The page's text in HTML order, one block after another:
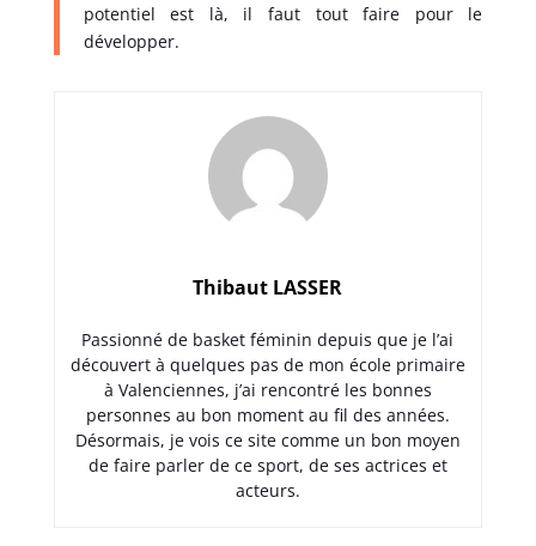
potentiel est là, il faut tout faire pour le
développer.
Thibaut LASSER
Passionné de basket féminin depuis que je l’ai
découvert à quelques pas de mon école primaire
à Valenciennes, j’ai rencontré les bonnes
personnes au bon moment au fil des années.
Désormais, je vois ce site comme un bon moyen
de faire parler de ce sport, de ses actrices et
acteurs.